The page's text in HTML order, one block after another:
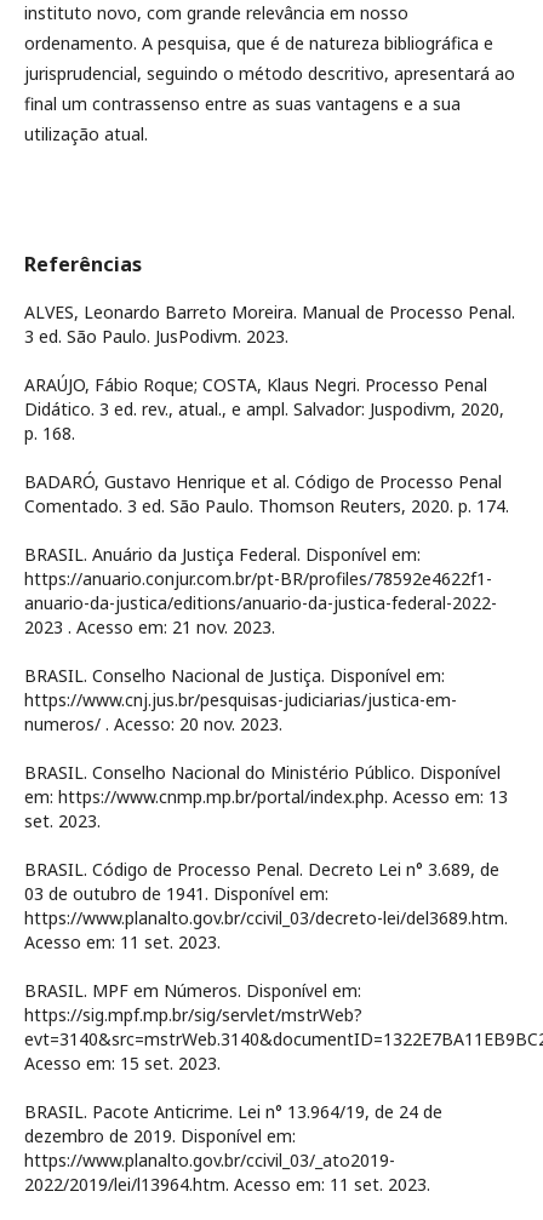
instituto novo, com grande relevância em nosso
ordenamento. A pesquisa, que é de natureza bibliográfica e
jurisprudencial, seguindo o método descritivo, apresentará ao
final um contrassenso entre as suas vantagens e a sua
utilização atual.
Referências
ALVES, Leonardo Barreto Moreira. Manual de Processo Penal.
3 ed. São Paulo. JusPodivm. 2023.
ARAÚJO, Fábio Roque; COSTA, Klaus Negri. Processo Penal
Didático. 3 ed. rev., atual., e ampl. Salvador: Juspodivm, 2020,
p. 168.
BADARÓ, Gustavo Henrique et al. Código de Processo Penal
Comentado. 3 ed. São Paulo. Thomson Reuters, 2020. p. 174.
BRASIL. Anuário da Justiça Federal. Disponível em:
https://anuario.conjur.com.br/pt-BR/profiles/78592e4622f1-
anuario-da-justica/editions/anuario-da-justica-federal-2022-
2023 . Acesso em: 21 nov. 2023.
BRASIL. Conselho Nacional de Justiça. Disponível em:
https://www.cnj.jus.br/pesquisas-judiciarias/justica-em-
numeros/ . Acesso: 20 nov. 2023.
BRASIL. Conselho Nacional do Ministério Público. Disponível
em: https://www.cnmp.mp.br/portal/index.php. Acesso em: 13
set. 2023.
BRASIL. Código de Processo Penal. Decreto Lei n° 3.689, de
03 de outubro de 1941. Disponível em:
https://www.planalto.gov.br/ccivil_03/decreto-lei/del3689.htm.
Acesso em: 11 set. 2023.
BRASIL. MPF em Números. Disponível em:
https://sig.mpf.mp.br/sig/servlet/mstrWeb?
Acesso em: 15 set. 2023.
BRASIL. Pacote Anticrime. Lei n° 13.964/19, de 24 de
dezembro de 2019. Disponível em:
https://www.planalto.gov.br/ccivil_03/_ato2019-
2022/2019/lei/l13964.htm. Acesso em: 11 set. 2023.